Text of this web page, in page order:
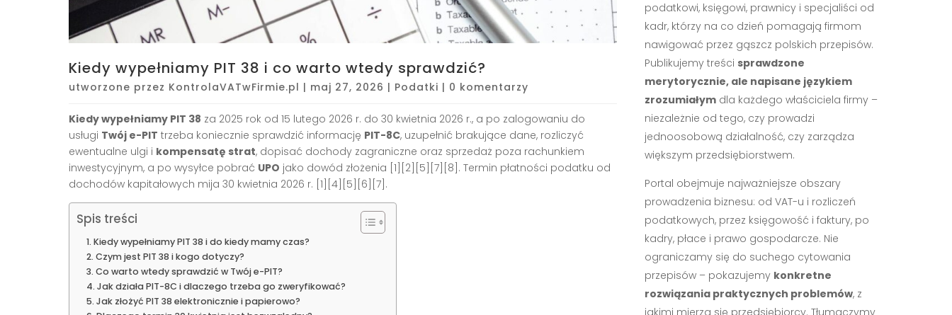
Kiedy wypełniamy PIT 38 i co warto wtedy sprawdzić?
utworzone przez KontrolaVATwFirmie.pl | maj 27, 2026 | Podatki | 0 komentarzy
Kiedy wypełniamy PIT 38 za 2025 rok od 15 lutego 2026 r. do 30 kwietnia 2026 r., a po zalogowaniu do
usługi Twój e-PIT trzeba koniecznie sprawdzić informację PIT-8C, uzupełnić brakujące dane, rozliczyć
ewentualne ulgi i kompensatę strat, dopisać dochody zagraniczne oraz sprzedaż poza rachunkiem
inwestycyjnym, a po wysyłce pobrać UPO jako dowód złożenia [1][2][5][7][8]. Termin płatności podatku od
dochodów kapitałowych mija 30 kwietnia 2026 r. [1][4][5][6][7].
Spis treści
Kiedy wypełniamy PIT 38 i do kiedy mamy czas?
Czym jest PIT 38 i kogo dotyczy?
Co warto wtedy sprawdzić w Twój e-PIT?
Jak działa PIT-8C i dlaczego trzeba go zweryfikować?
Jak złożyć PIT 38 elektronicznie i papierowo?
podatkowi, księgowi, prawnicy i specjaliści od
kadr, którzy na co dzień pomagają firmom
nawigować przez gąszcz polskich przepisów.
Publikujemy treści sprawdzone
merytorycznie, ale napisane językiem
zrozumiałymdla każdego właściciela firmy –
niezależnie od tego, czy prowadzi
jednoosobową działalność, czy zarządza
większym przedsiębiorstwem.
Portal obejmuje najważniejsze obszary
prowadzenia biznesu: od VAT-u i rozliczeń
podatkowych, przez księgowość i faktury, po
kadry, płace i prawo gospodarcze. Nie
ograniczamy się do suchego cytowania
przepisów – pokazujemy konkretne
rozwiązania praktycznych problemów, z
jakimi mierzą się przedsiębiorcy. Tłumaczymy